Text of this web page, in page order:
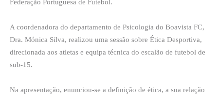
Federação Portuguesa de Futebol.
A coordenadora do departamento de Psicologia do Boavista FC,
Dra. Mónica Silva, realizou uma sessão sobre Ética Desportiva,
direcionada aos atletas e equipa técnica do escalão de futebol de
sub-15.
Na apresentação, enunciou-se a definição de ética, a sua relação